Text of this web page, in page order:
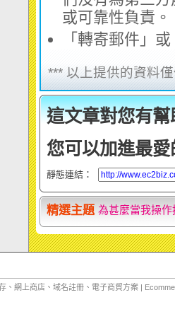
或可靠性負責。
「轉寄郵件」
*** 以上提供的資料
這文章對您有幫
您可以加進最
靜態連結：
精選主題 為甚麼當我操
、網上商店、域名註冊、電子商貿方案 |